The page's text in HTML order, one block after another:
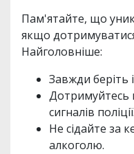
Пам'ятайте, що
якщо
Найголовніше:
Завжди беріть
Дотримуйтесь
сигналів поліції.
Не сідайте за
алкоголю.